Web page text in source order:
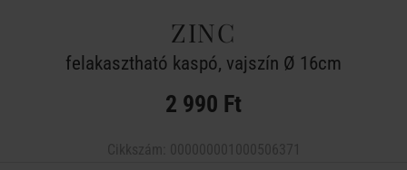
ZINC
felakasztható kaspó, vajszín Ø 16cm
2 990 Ft